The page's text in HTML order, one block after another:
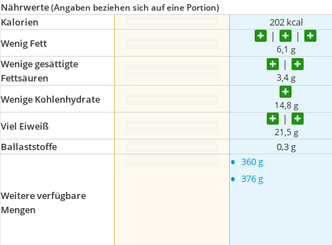
Nährwerte(Angaben beziehen sich auf eine Portion)
Kalorien 202 kcal
Wenig Fett
6,1 g
Wenige gesättigte
Fettsäuren
3,4 g
Wenige Kohlenhydrate 14,8 g
Viel Eiweiß 21,5 g
Ballaststoffe 0,3 g
Weitere verfügbare
Mengen
• 360 g
• 376 g